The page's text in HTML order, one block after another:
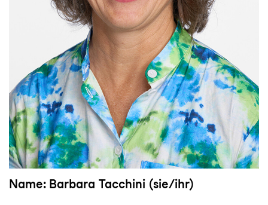
Name: Barbara Tacchini (sie/ihr)